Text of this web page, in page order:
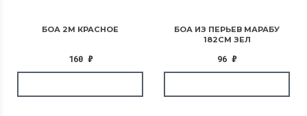
БОА 2М КРАСНОЕ
160 ₽
БОА ИЗ ПЕРЬЕВ МАРАБУ
182СМ ЗЕЛ
96 ₽